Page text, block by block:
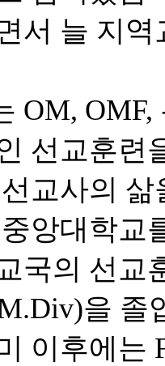
서 늘 지
OM,
선교훈련
교사의
앙대학교
국의 선교
을 졸
이후에는